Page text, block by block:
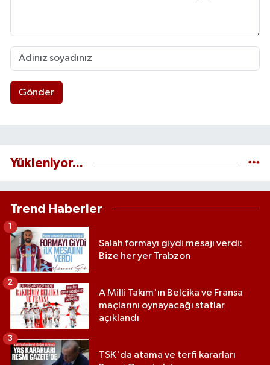
Gönder
Yükleniyor...
Trend Haberler
Salah formayı giydi mesajı verdi:
Bize her yer Trabzon
A Milli Takım'ın Belçika ve Fransa
maçlarını oynayacağı statlar
açıklandı
2
TSK'da atama ve terfi kararları
3